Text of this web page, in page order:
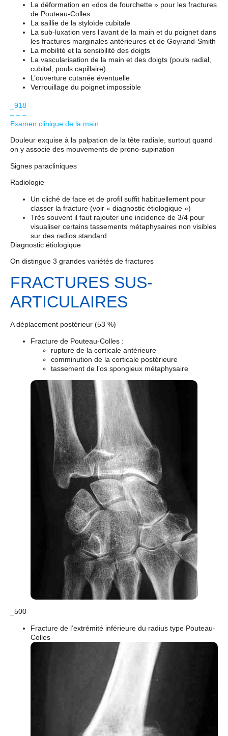
La déformation en «dos de fourchette » pour les fractures
de Pouteau-Colles
La saillie de la styloïde cubitale
La sub-luxation vers l’avant de la main et du poignet dans
les fractures marginales antérieures et de Goyrand-Smith
La mobilité et la sensibilité des doigts
La vascularisation de la main et des doigts (pouls radial,
cubital, pouls capillaire)
L’ouverture cutanée éventuelle
Verrouillage du poignet impossible
_918
– – –
Examen clinique de la main
Douleur exquise à la palpation de la tête radiale, surtout quand
on y associe des mouvements de prono-supination
Signes paracliniques
Radiologie
Un cliché de face et de profil suffit habituellement pour
classer la fracture (voir « diagnostic étiologique »)
Très souvent il faut rajouter une incidence de 3/4 pour
visualiser certains tassements métaphysaires non visibles
sur des radios standard
Diagnostic étiologique
On distingue 3 grandes variétés de fractures
FRACTURES SUS-
ARTICULAIRES
A déplacement postérieur (53 %)
Fracture de Pouteau-Colles :
rupture de la corticale antérieure
comminution de la corticale postérieure
tassement de l’os spongieux métaphysaire
_500
Fracture de l’extrémité inférieure du radius type Pouteau-
Colles